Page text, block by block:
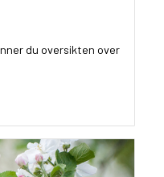
du oversikten over